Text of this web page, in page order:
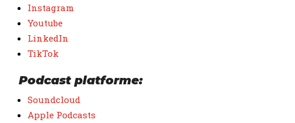
Instagram
Youtube
LinkedIn
TikTok
Podcast platforme:
Soundcloud
Apple Podcasts